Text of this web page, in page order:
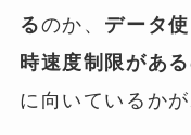
るのか、 データ
時速度制限がある
に向いているか